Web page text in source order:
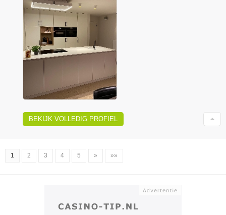
BEKIJK VOLLEDIG PROFIEL
1 2 3 4 5 » »»